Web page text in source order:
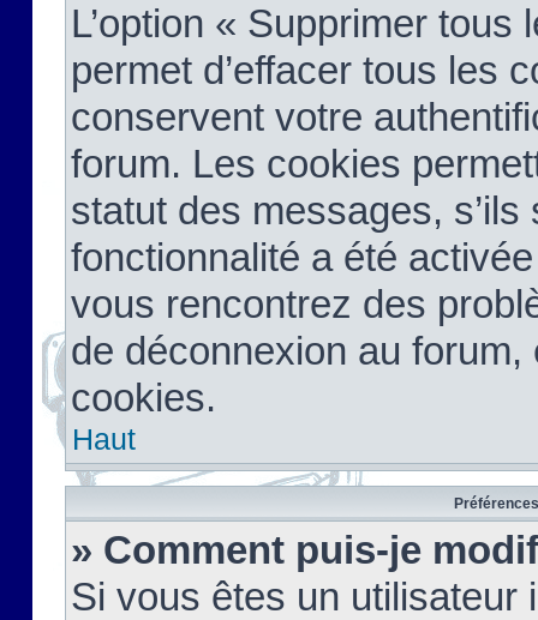
L’option « Supprimer
permet d’effacer tous les
conservent votre
forum. Les cookies
statut des messages,
fonctionnalité a été
vous rencontrez des
de déconnexion au
cookies.
Haut
» Comment puis-je
Si vous êtes un